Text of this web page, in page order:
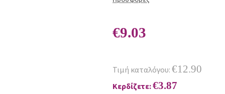
€9.03
Τιμή καταλόγου: €12.90
Κερδίζετε:€3.87